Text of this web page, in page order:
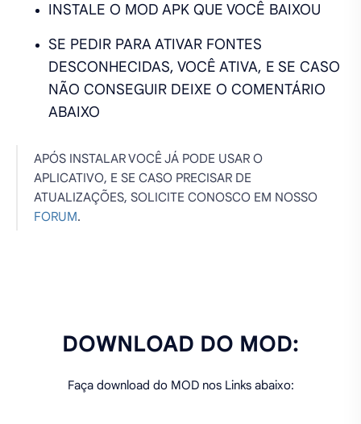
INSTALE O MOD APK QUE VOCÊ BAIXOU
SE PEDIR PARA ATIVAR FONTES
DESCONHECIDAS, VOCÊ ATIVA, E SE CASO
NÃO CONSEGUIR DEIXE O COMENTÁRIO
ABAIXO
APÓS INSTALAR VOCÊ JÁ PODE USAR O
APLICATIVO, E SE CASO PRECISAR DE
ATUALIZAÇÕES, SOLICITE CONOSCO EM NOSSO
FORUM.
DOWNLOAD DO MOD:
Faça download do MOD nos Links abaixo: